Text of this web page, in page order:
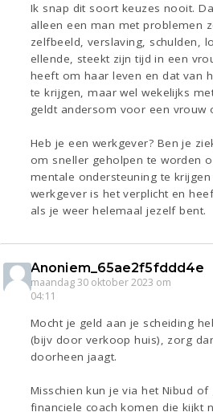
Ik snap dit soort keuzes nooit.
alleen een man met problemen
zelfbeeld, verslaving, schulden,
ellende, steekt zijn tijd in een
heeft om haar leven en dat van
te krijgen, maar wel wekelijks
geldt andersom voor een vrouw
Heb je een werkgever? Ben je
om sneller geholpen te worden
mentale ondersteuning te
werkgever is het verplicht en
als je weer helemaal jezelf bent.
Anoniem_65ae2f5fddd4e
maandag 30 oktober 2023 om
04:11
Mocht je geld aan je scheiding
(bijv door verkoop huis), zorg
doorheen jaagt.
Misschien kun je via het Nibud
financiele coach komen die kijkt